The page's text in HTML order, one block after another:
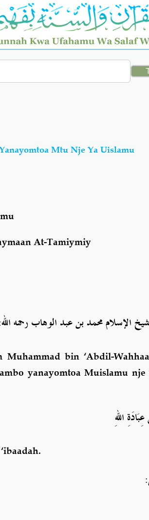
Mtu Nje Ya Uislamu
At-Tamiymiy
شيخ الإسلام محمد بن عبد الوهاب رحمه
bin ‘Abdil-
yanayomtoa Muislamu
اللهِ
: